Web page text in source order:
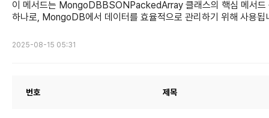
이 메서드는 MongoDBBSONPackedArray 클래스의 핵심 메서드
하나로, MongoDB에서 데이터를 효율적으로 관리하기 위해 사용됩
2025-08-15 05:31
번호 제목